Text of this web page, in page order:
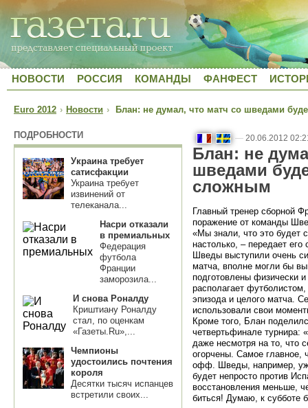
НОВОСТИ РОССИЯ КОМАНДЫ ФАНФЕСТ
Euro 2012 › Новости › Блан: не думал, что матч со шведами
ПОДРОБНОСТИ
Украина требует
сатисфакции
Украина требует
извинений от
телеканала...
Насри отказали
в премиальных
Федерация
футбола
Франции
заморозила...
И снова Роналду
Криштиану Роналду
стал, по оценкам
«Газеты.Ru»,...
Чемпионы
удостоились почтения
короля
Десятки тысяч испанцев
встретили своих...
— 20.06.2012
Блан: не
шведами
сложным
Главный тренер сборной
поражение от команды
«Мы знали, что это будет
настолько, – передает его
Шведы выступили очень
матча, вполне могли бы
подготовлены физически
располагает
эпизода и целого матча.
использовали свои
Кроме того, Блан
четвертьфинале турнира:
даже несмотря на то, что
огорчены. Самое главное,
офф. Шведы, например,
будет непросто против
восстановления меньше,
биться! Думаю, к субботе